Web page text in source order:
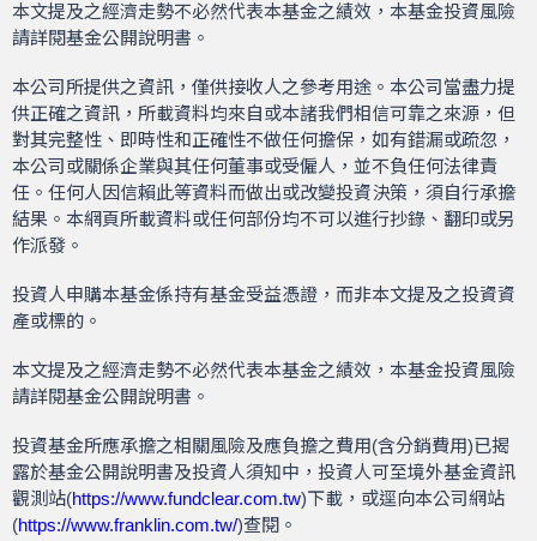
本文提及之經濟走勢不必然代表本基金之績效，本基金投資風險
請詳閱基金公開說明書。
本公司所提供之資訊，僅供接收人之參考用途。本公司當盡力提
供正確之資訊，所載資料均來自或本諸我們相信可靠之來源，但
對其完整性、即時性和正確性不做任何擔保，如有錯漏或疏忽，
本公司或關係企業與其任何董事或受僱人，並不負任何法律責
任。任何人因信賴此等資料而做出或改變投資決策，須自行承擔
結果。本網頁所載資料或任何部份均不可以進行抄錄、翻印或另
作派發。
投資人申購本基金係持有基金受益憑證，而非本文提及之投資資
產或標的。
本文提及之經濟走勢不必然代表本基金之績效，本基金投資風險
請詳閱基金公開說明書。
投資基金所應承擔之相關風險及應負擔之費用(含分銷費用)已揭
露於基金公開說明書及投資人須知中，投資人可至境外基金資訊
觀測站(https://www.fundclear.com.tw)下載，或逕向本公司網站
(https://www.franklin.com.tw/)查閱。